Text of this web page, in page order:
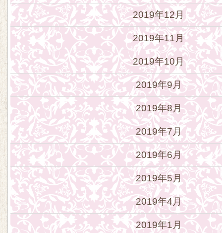
2019年12月
2019年11月
2019年10月
2019年9月
2019年8月
2019年7月
2019年6月
2019年5月
2019年4月
2019年1月